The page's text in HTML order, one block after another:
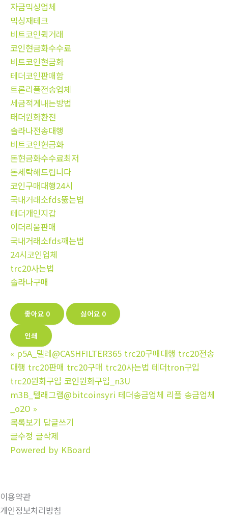
자금믹싱업체
믹싱재테크
비트코인퀵거래
코인현금화수수료
비트코인현금화
테더코인판매함
트론리플전송업체
세금적게내는방법
태더원화환전
솔라나전송대행
비트코인현금화
돈현금화수수료최저
돈세탁해드립니다
코인구매대행24시
국내거래소fds뚫는법
테더개인지갑
이더리움판매
국내거래소fds깨는법
24시코인업체
trc20사는법
솔라나구매
좋아요 0 싫어요 0
인쇄
« p5A_텔레@CASHFILTER365 trc20구매대행 trc20전송
대행 trc20판매 trc20구매 trc20사는법 테더tron구입
trc20원화구입 코인원화구입_n3U
m3B_텔래그램@bitcoinsyri 테더송금업체 리플 송금업체
_o2O »
목록보기 답글쓰기
글수정 글삭제
Powered by KBoard
이용약관
개인정보처리방침